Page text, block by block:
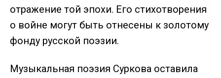
отражение той эпохи. Его стихотворения
о войне могут быть отнесены к золотому
фонду русской поэзии.
Музыкальная поэзия Суркова оставила